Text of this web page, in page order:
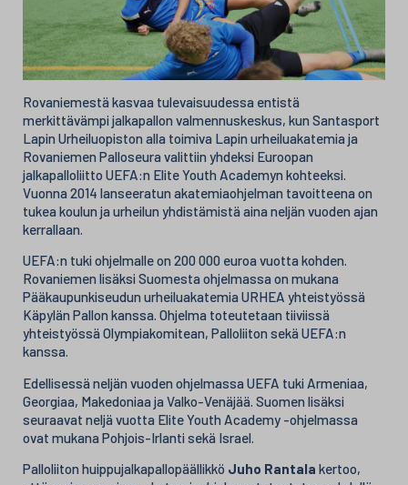
Rovaniemestä kasvaa tulevaisuudessa entistä
merkittävämpi jalkapallon valmennuskeskus, kun Santasport
Lapin Urheiluopiston alla toimiva Lapin urheiluakatemia ja
Rovaniemen Palloseura valittiin yhdeksi Euroopan
jalkapalloliitto UEFA:n Elite Youth Academyn kohteeksi.
Vuonna 2014 lanseeratun akatemiaohjelman tavoitteena on
tukea koulun ja urheilun yhdistämistä aina neljän vuoden ajan
kerrallaan.
UEFA:n tuki ohjelmalle on 200 000 euroa vuotta kohden.
Rovaniemen lisäksi Suomesta ohjelmassa on mukana
Pääkaupunkiseudun urheiluakatemia URHEA yhteistyössä
Käpylän Pallon kanssa. Ohjelma toteutetaan tiiviissä
yhteistyössä Olympiakomitean, Palloliiton sekä UEFA:n
kanssa.
Edellisessä neljän vuoden ohjelmassa UEFA tuki Armeniaa,
Georgiaa, Makedoniaa ja Valko-Venäjää. Suomen lisäksi
seuraavat neljä vuotta Elite Youth Academy -ohjelmassa
ovat mukana Pohjois-Irlanti sekä Israel.
Palloliiton huippujalkapallopäällikkö Juho Rantala kertoo,